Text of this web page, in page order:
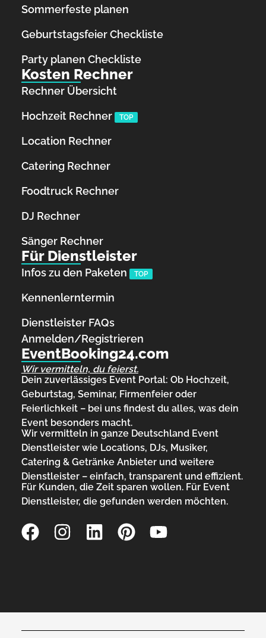
Sommerfeste planen
Geburtstagsfeier Checkliste
Party planen Checkliste
Kosten Rechner
Rechner Übersicht
Hochzeit Rechner
TOP
Location Rechner
Catering Rechner
Foodtruck Rechner
DJ Rechner
Sänger Rechner
Für Dienstleister
Infos zu den Paketen TOP
Kennenlerntermin
Dienstleister FAQs
Anmelden/Registrieren
EventBooking24.com
Wir vermitteln, du feierst.
Dein zuverlässiges Event Portal: Ob Hochzeit,
Geburtstag, Seminar, Firmenfeier oder
Feierlichkeit – bei uns findest du alles, was dein
Event besonders macht.
Wir vermitteln in ganze Deutschland Event
Dienstleister wie Locations, DJs, Musiker,
Catering & Getränke Anbieter und weitere
Dienstleister – einfach, transparent und effizient.
Für Kunden, die Zeit sparen wollen. Für Event
Dienstleister, die gefunden werden möchten.